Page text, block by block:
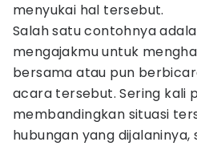
menyukai hal tersebut.
Salah satu contohnya
mengajakmu untuk
bersama atau pun
acara tersebut. Sering kali
membandingkan situasi
hubungan yang dijalaninya,